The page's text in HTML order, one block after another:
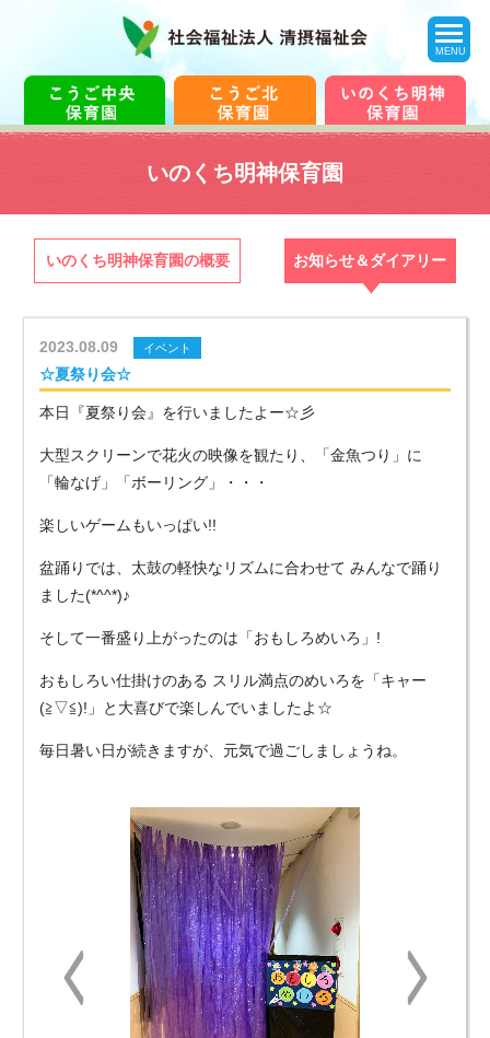
toggle
navigation
MENU
いのくち明神保育園
いのくち明神保育園の概要 お知らせ＆ダイアリー
2023.08.09 イベント
☆夏祭り会☆
本日『夏祭り会』を行いましたよー☆彡
大型スクリーンで花火の映像を観たり、「金魚つり」に
「輪なげ」「ボーリング」・・・
楽しいゲームもいっぱい!!
盆踊りでは、太鼓の軽快なリズムに合わせて みんなで踊り
ました(*^^*)♪
そして一番盛り上がったのは「おもしろめいろ」!
おもしろい仕掛けのある スリル満点のめいろを「キャー
(≧▽≦)!」と大喜びで楽しんでいましたよ☆
毎日暑い日が続きますが、元気で過ごしましょうね。